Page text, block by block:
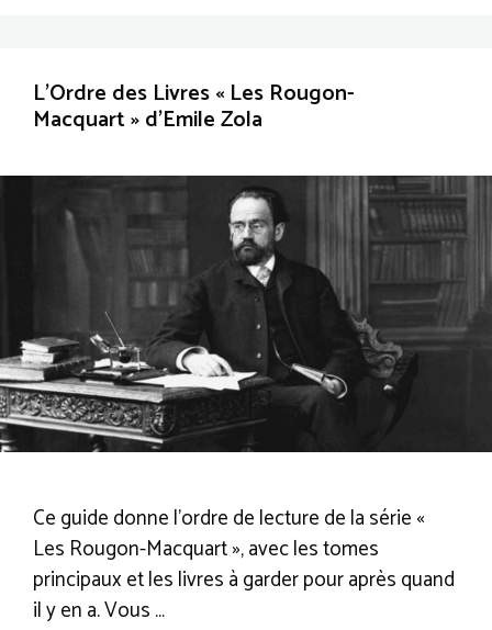
L’Ordre des Livres « Les Rougon-
Macquart » d’Emile Zola
Ce guide donne l’ordre de lecture de la série «
Les Rougon-Macquart », avec les tomes
principaux et les livres à garder pour après quand
il y en a. Vous …